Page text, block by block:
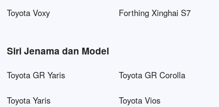
Toyota Voxy Forthing Xinghai S7
Siri Jenama dan Model
Toyota GR Yaris Toyota GR Corolla
Toyota Yaris Toyota Vios